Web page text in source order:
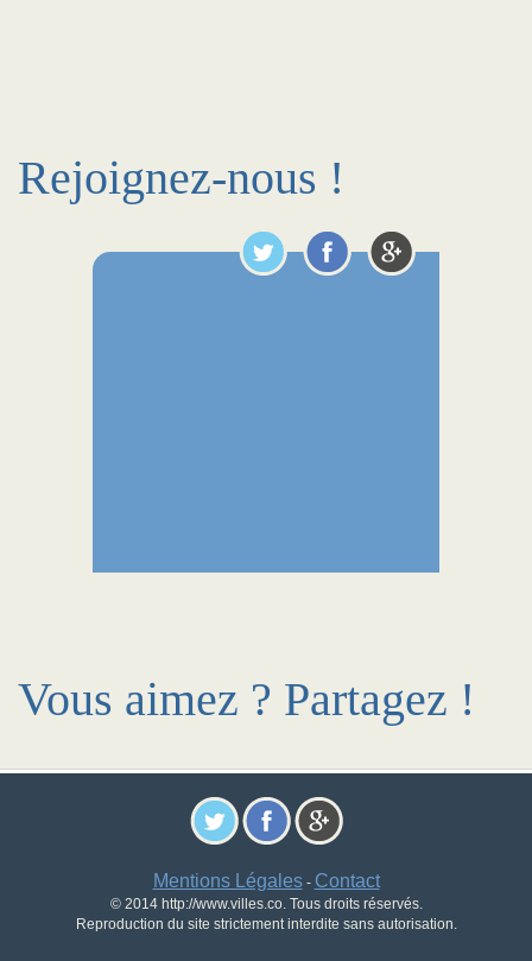
Rejoignez-nous !
Vous aimez ? Partagez !
Mentions Légales- Contact
© 2014 http://www.villes.co. Tous droits réservés.
Reproduction du site strictement interdite sans autorisation.